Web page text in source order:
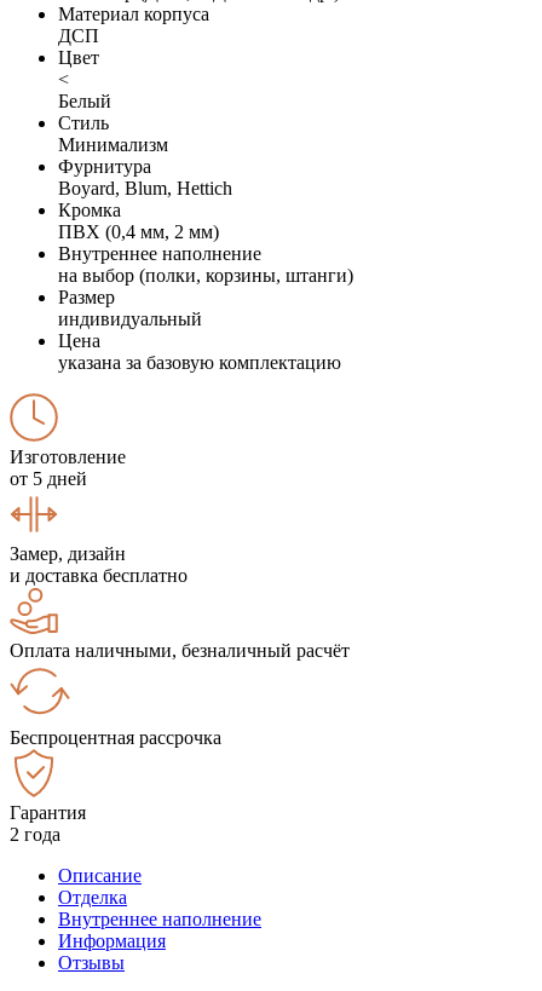
Материал корпуса
ДСП
Цвет
<
Белый
Стиль
Минимализм
Фурнитура
Boyard, Blum, Hettich
Кромка
ПВХ (0,4 мм, 2 мм)
Внутреннее наполнение
на выбор (полки, корзины, штанги)
Размер
индивидуальный
Цена
указана за базовую комплектацию
Изготовление
от 5 дней
Замер, дизайн
и доставка бесплатно
Оплата наличными, безналичный расчёт
Беспроцентная рассрочка
Гарантия
2 года
Описание
Отделка
Внутреннее наполнение
Информация
Отзывы